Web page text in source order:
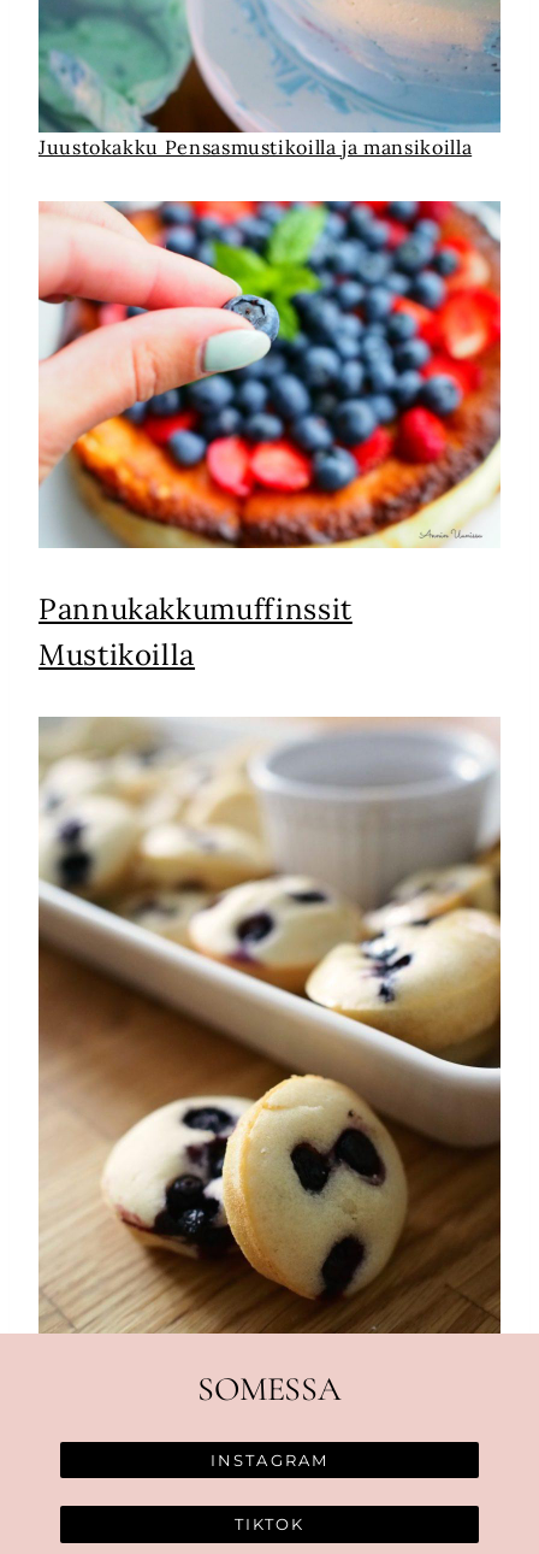
Juustokakku Pensasmustikoilla ja mansikoilla
Pannukakkumuffinssit
Mustikoilla
SOMESSA
INSTAGRAM
TIKTOK